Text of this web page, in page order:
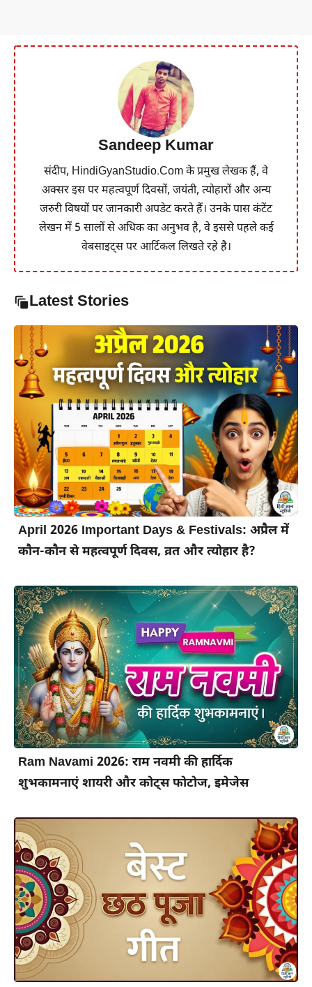
Sandeep Kumar
संदीप, HindiGyanStudio.Com के प्रमुख लेखक हैं, वे
अक्सर इस पर महत्वपूर्ण दिवसों, जयंती, त्योहारों और अन्य
जरुरी विषयों पर जानकारी अपडेट करते हैं। उनके पास कंटेंट
लेखन में 5 सालों से अधिक का अनुभव है, वे इससे पहले कई
वेबसाइट्स पर आर्टिकल लिखते रहे है।
Latest Stories
April 2026 Important Days & Festivals: अप्रैल में
कौन-कौन से महत्वपूर्ण दिवस, व्रत और त्योहार है?
Ram Navami 2026: राम नवमी की हार्दिक
शुभकामनाएं शायरी और कोट्स फोटोज, इमेजेस